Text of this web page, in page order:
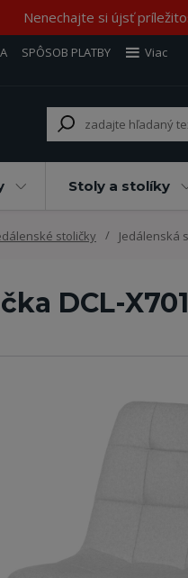
Nenechajte si újsť
SPÔSOB PLATBY
Viac
Stoly a stolíky
stoličky Jedálenská
DCL-